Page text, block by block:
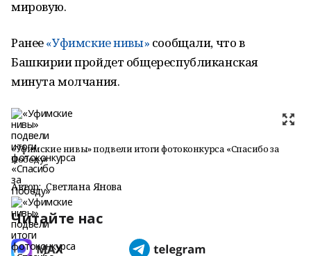
мировую.
Ранее«Уфимские нивы» сообщали, что в
Башкирии пройдет общереспубликанская
минута молчания.
«Уфимские нивы» подвели итоги фотоконкурса «Спасибо за
Победу»
Автор: Светлана Янова
Читайте нас